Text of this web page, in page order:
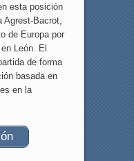
esta posición
Agrest-Bacrot,
de Europa por
León. El
de forma
basada en
en la